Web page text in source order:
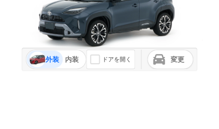
外装 内装 ドアを開く 変更